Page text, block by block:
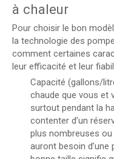
à chaleur
Pour choisir le bon
la technologie des
comment certaines
leur efficacité et leur
Capacité (gallons/
chaude que vous et
surtout pendant la
contenter d’un
plus nombreuses
auront besoin d’une